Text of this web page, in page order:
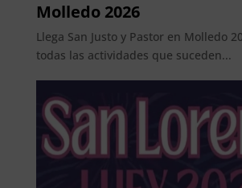
Molledo 2026
Llega San Justo y Pastor en Molledo
todas las actividades que suceden...